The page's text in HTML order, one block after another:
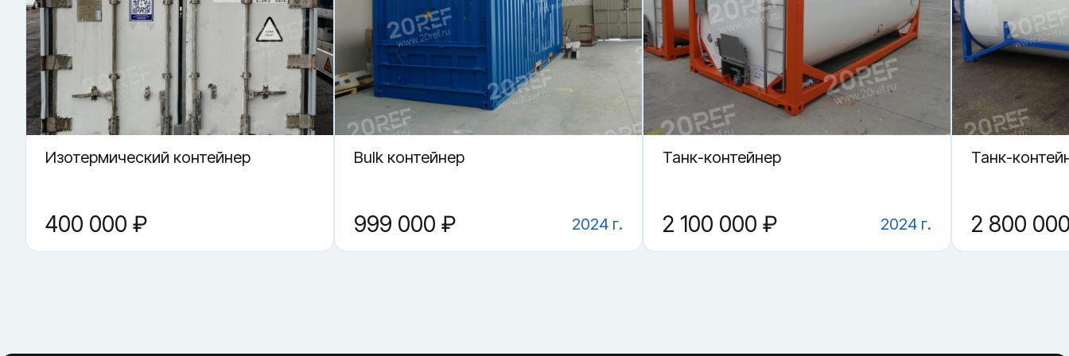
Купить «Сухогрузный морской контейнер PCIU 884741-3» в Находке.
▼ От чего зависит цена на Сухогрузный морской контейнер PCIU 884741-3?
▼ Подойдёт ли контейнер как склад?
▼ Можно ли использовать под переоборудование?
▼ Где купить Сухогрузный морской контейнер PCIU 884741-3 в Находке?
▼ Что проверить перед покупкой?
Изотермический контейнер
400 000 ₽
Bulk контейнер
999 000 ₽ 2024 г.
Танк-контейнер
2 100 000 ₽ 2024 г.
Танк-
2 800